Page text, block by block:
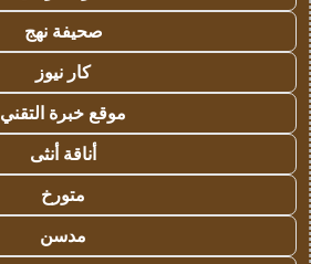
صحيفة نهج
كار نيوز
موقع خبرة التقني
أناقة أنثى
متورخ
مدسن